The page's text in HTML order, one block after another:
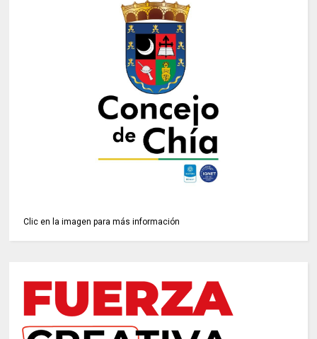
Clic en la imagen para más información